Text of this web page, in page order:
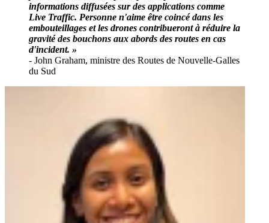
informations diffusées sur des applications comme
Live Traffic. Personne n'aime être coincé dans les
embouteillages et les drones contribueront à réduire la
gravité des bouchons aux abords des routes en cas
d'incident. »
- John Graham, ministre des Routes de Nouvelle-Galles
du Sud